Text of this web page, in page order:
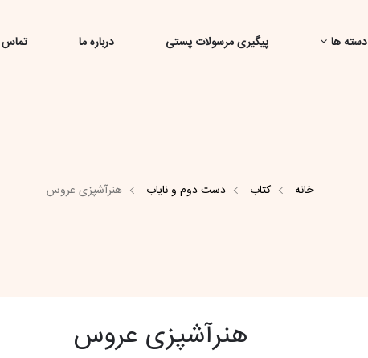
دسته ها پیگیری مرسولات پستی درباره ما تماس
خانه کتاب دست دوم و نایاب هنرآشپزی عروس
هنرآشپزی عروس